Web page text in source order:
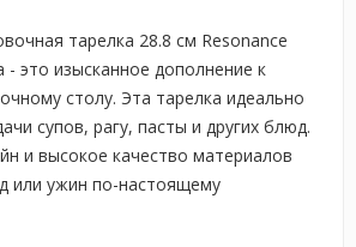
тарелка 28.8 см Resonance
- это изысканное дополнение к
столу. Эта тарелка идеально
супов, рагу, пасты и других блюд.
и высокое качество материалов
или ужин по-настоящему